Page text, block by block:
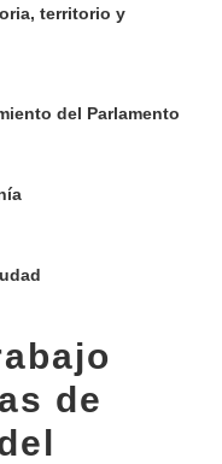
territorio y
del Parlamento
de